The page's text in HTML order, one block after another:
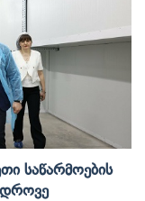
Საწარმოების